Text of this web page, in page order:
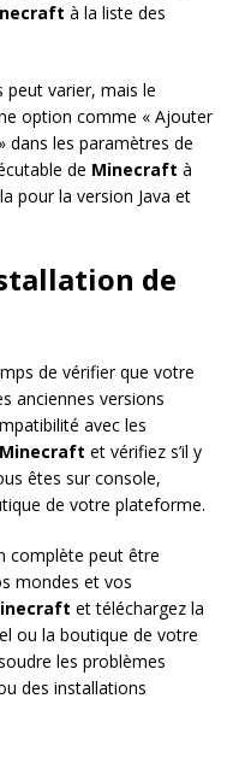
à la liste des
peut varier, mais le
option comme « Ajouter
dans les paramètres de
de Minecraft à
pour la version Java et
de
de vérifier que votre
anciennes versions
avec les
Minecraft et vérifiez s’il y
êtes sur console,
de votre plateforme.
complète peut être
mondes et vos
et téléchargez la
ou la boutique de votre
les problèmes
des installations